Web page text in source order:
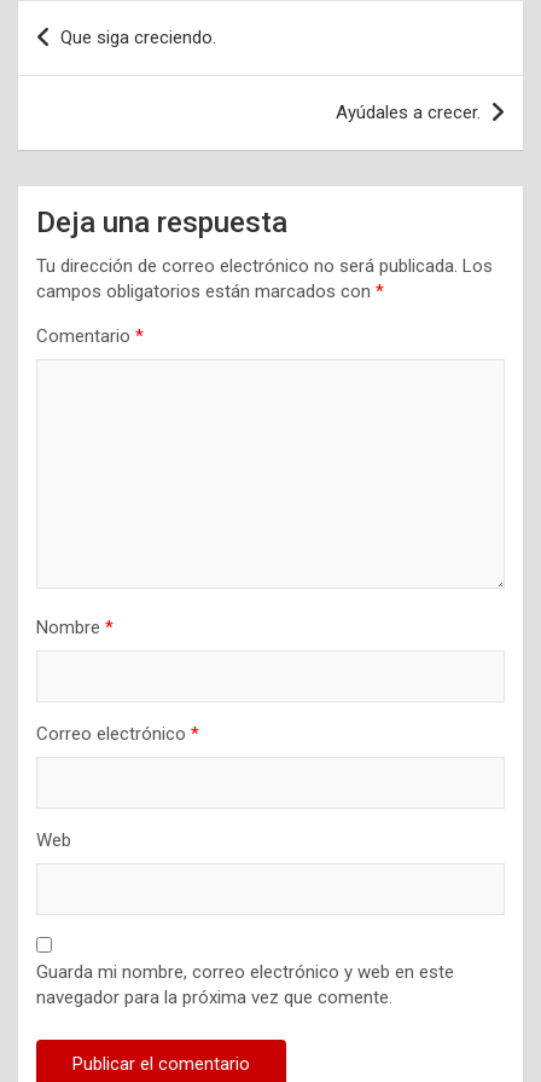
Navegación
de
Que siga creciendo.
Ayúdales a crecer.
Deja una respuesta
Tu dirección de correo electrónico no será publicada. Los
campos obligatorios están marcados con *
Comentario *
Nombre *
Correo electrónico *
Web
Guarda mi nombre, correo electrónico y web en este
navegador para la próxima vez que comente.